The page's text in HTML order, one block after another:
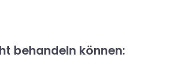
behandeln können: